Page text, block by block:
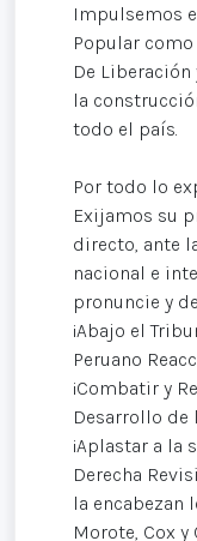
Impulsemos
Popular
De
la
todo el país.
Por todo lo
Exijamos su
directo, ante
nacional e
pronuncie y
¡Abajo el
Peruano
¡Combatir y
Desarrollo de
¡Aplastar a la
Derecha
la encabezan
Morote, Cox y